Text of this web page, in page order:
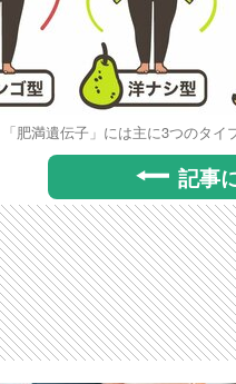
「肥満遺伝子」には主に3つのタイ
記事